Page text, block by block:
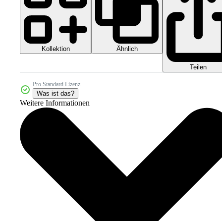
Kollektion Ähnlich
Teilen
Pro Standard Lizenz
Was ist das?
Weitere Informationen